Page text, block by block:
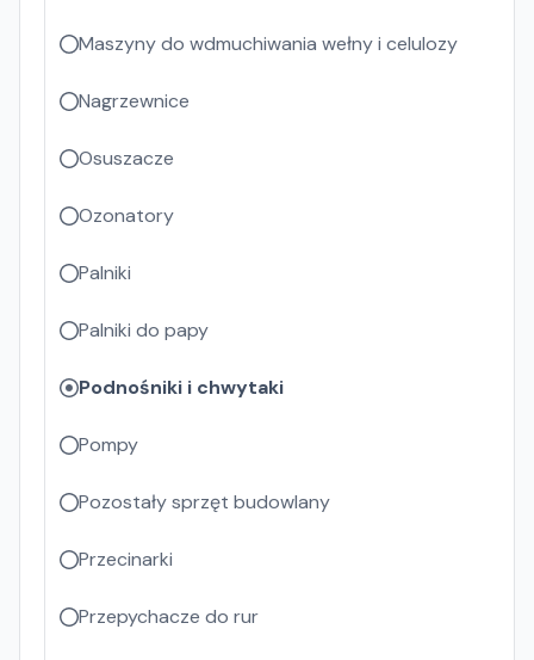
Maszyny do wdmuchiwania wełny i celulozy
Nagrzewnice
Osuszacze
Ozonatory
Palniki
Palniki do papy
Podnośniki i chwytaki
Pompy
Pozostały sprzęt budowlany
Przecinarki
Przepychacze do rur